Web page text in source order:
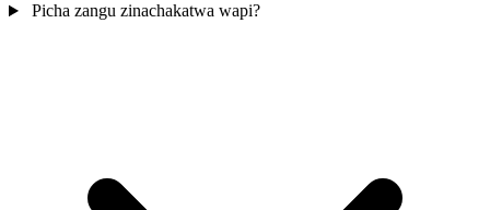
Picha zangu zinachakatwa wapi?